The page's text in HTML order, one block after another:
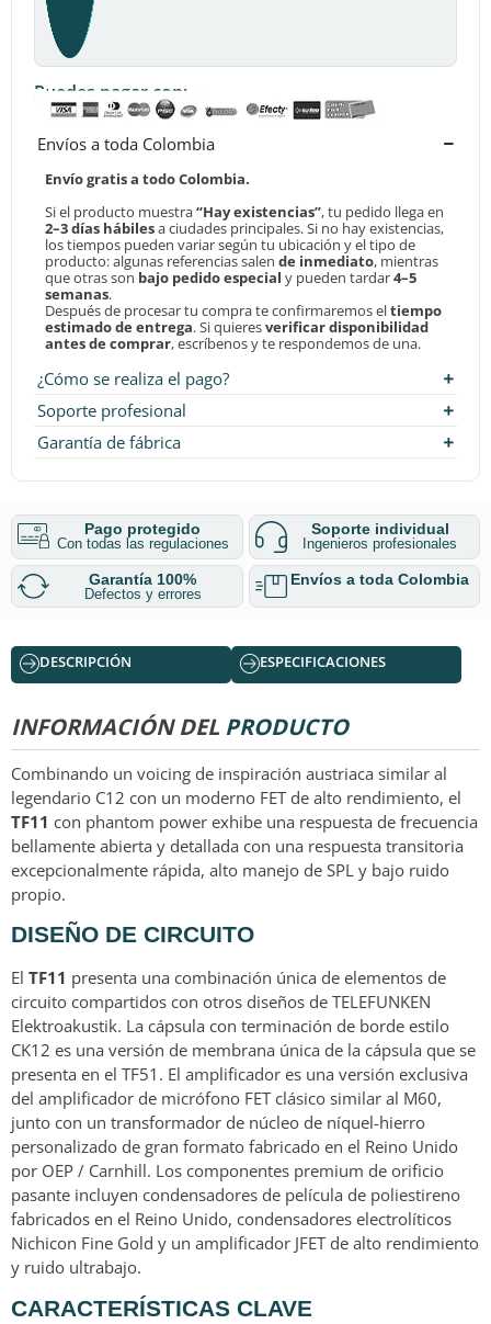
Puedes pagar con:
Envíos a toda Colombia
Envío gratis a todo Colombia.
Si el producto muestra“Hay existencias”, tu pedido llega en
2–3 días hábilesa ciudades principales. Si no hay existencias,
los tiempos pueden variar según tu ubicación y el tipo de
producto: algunas referencias salen de inmediato, mientras
que otras son bajo pedido especial y pueden tardar4–5
semanas.
Después de procesar tu compra te confirmaremos eltiempo
estimado de entrega. Si quieresverificar disponibilidad
antes de comprar, escríbenos y te respondemos de una.
¿Cómo se realiza el pago?
Soporte profesional
Garantía de fábrica
Pago protegido
Con todas las regulaciones
Soporte individual
Ingenieros profesionales
Garantía 100%
Defectos y errores
Envíos a toda Colombia
DESCRIPCIÓN ESPECIFICACIONES
INFORMACIÓN DEL PRODUCTO
Combinando un voicing de inspiración austriaca similar al
legendario C12 con un moderno FET de alto rendimiento, el
TF11 con phantom power exhibe una respuesta de frecuencia
bellamente abierta y detallada con una respuesta transitoria
excepcionalmente rápida, alto manejo de SPL y bajo ruido
propio.
DISEÑO DE CIRCUITO
El TF11 presenta una combinación única de elementos de
circuito compartidos con otros diseños de TELEFUNKEN
Elektroakustik. La cápsula con terminación de borde estilo
CK12 es una versión de membrana única de la cápsula que se
presenta en el TF51. El amplificador es una versión exclusiva
del amplificador de micrófono FET clásico similar al M60,
junto con un transformador de núcleo de níquel-hierro
personalizado de gran formato fabricado en el Reino Unido
por OEP / Carnhill. Los componentes premium de orificio
pasante incluyen condensadores de película de poliestireno
fabricados en el Reino Unido, condensadores electrolíticos
Nichicon Fine Gold y un amplificador JFET de alto rendimiento
y ruido ultrabajo.
CARACTERÍSTICAS CLAVE